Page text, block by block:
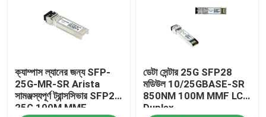
ক্যাম্পাস ল্যানের জন্য SFP-
25G-MR-SR Arista
সামঞ্জস্যপূর্ণ ট্রান্সসিভার SFP28
25G 100M MMF
ডেটা সেন্টার 25G SFP28
মডিউল 10/25GBASE-SR
850NM 100M MMF LC
Duplex